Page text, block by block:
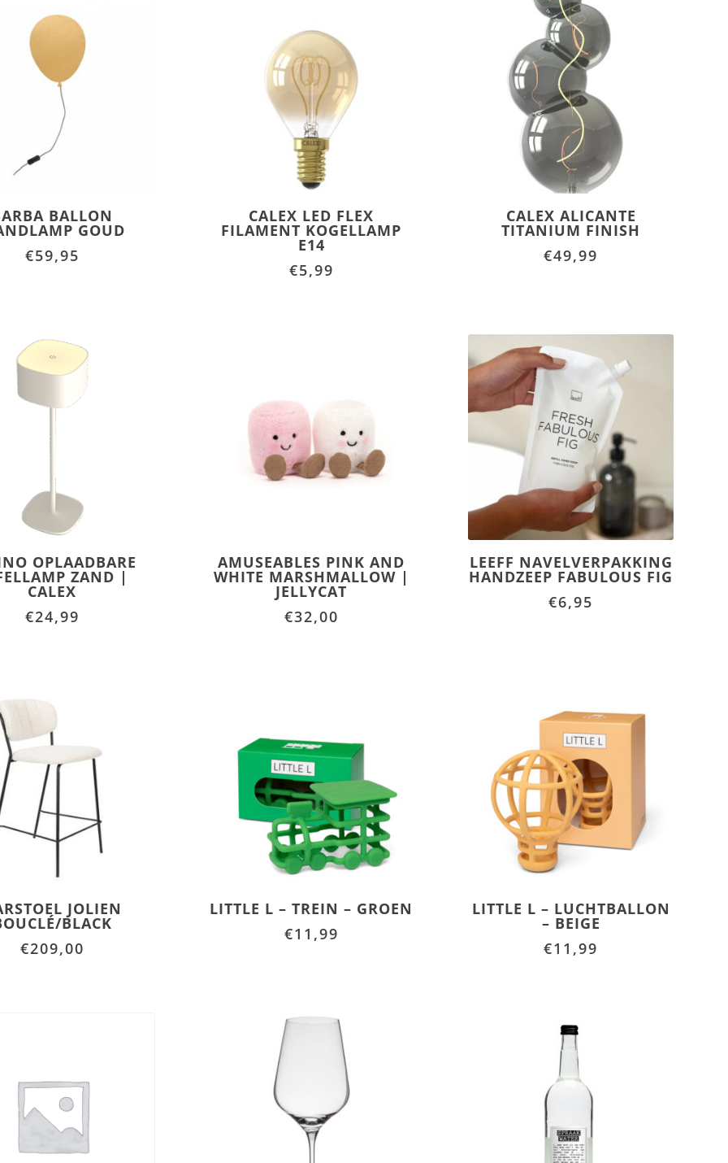
BALLON
GOUD
€59,95
CALEX LED FLEX
FILAMENT KOGELLAMP
E14
€5,99
CALEX ALICANTE
TITANIUM FINISH
€49,99
OPLAADBARE
ZAND |
CALEX
€24,99
AMUSEABLES PINK AND
WHITE MARSHMALLOW |
JELLYCAT
€32,00
LEEFF NAVELVERPAKKING
HANDZEEP FABULOUS FIG
€6,95
JOLIEN
BLACK
€209,00
LITTLE L – TREIN – GROEN
€11,99
LITTLE L – LUCHTBALLON
– BEIGE
€11,99